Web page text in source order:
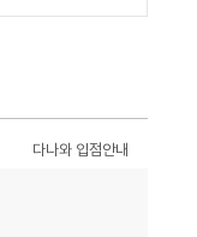
다나와 입점안내